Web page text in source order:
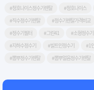
#청호나이스정수기렌탈 #청호나이스
#직수정수기렌탈
#정수기렌탈가격비교
#정수기필터
#그린41 #소형정수기
#지하수정수기
#빌트인정수기 #1
#뽐뿌정수기렌탈
#뽐뿌얼음정수기렌탈